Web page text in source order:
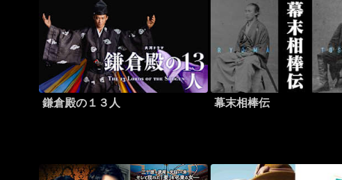
鎌倉殿の１３人 幕末相棒伝